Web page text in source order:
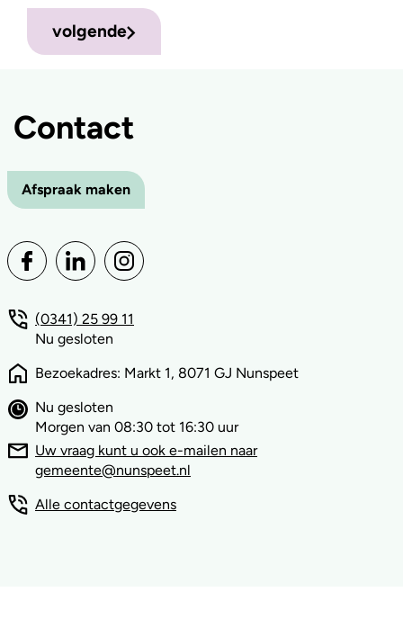
volgende
Contact
Afspraak maken
(0341) 25 99 11
Nu gesloten
Bezoekadres: Markt 1, 8071 GJ Nunspeet
Nu gesloten
Morgen van 08:30 tot 16:30 uur
Uw vraag kunt u ook e-mailen naar
gemeente@nunspeet.nl
Alle contactgegevens